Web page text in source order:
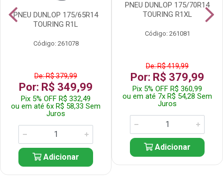
PNEU DUNLOP 175/65R14
TOURING R1L
Código: 261078
De: R$ 379,99
Por: R$ 349,99
Pix 5% OFF R$ 332,49
ou em até 6x R$ 58,33 Sem
Juros
Adicionar
PNEU DUNLOP 175/70R14
TOURING R1XL
Código: 261081
De: R$ 419,99
Por: R$ 379,99
Pix 5% OFF R$ 360,99
ou em até 7x R$ 54,28 Sem
Juros
Adicionar